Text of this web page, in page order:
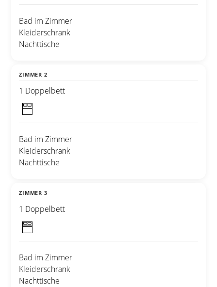
Bad im Zimmer
Kleiderschrank
Nachttische
ZIMMER 2
1 Doppelbett
Bad im Zimmer
Kleiderschrank
Nachttische
ZIMMER 3
1 Doppelbett
Bad im Zimmer
Kleiderschrank
Nachttische